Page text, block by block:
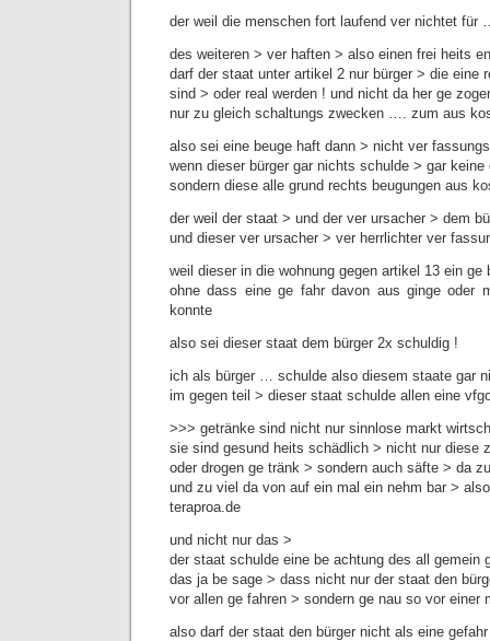
der weil die menschen fort laufend ver nichtet für
des weiteren > ver haften > also einen frei heits
darf der staat unter artikel 2 nur bürger > die eine
sind > oder real werden ! und nicht da her ge
nur zu gleich schaltungs zwecken …. zum aus
also sei eine beuge haft dann > nicht ver
wenn dieser bürger gar nichts schulde > gar keine
sondern diese alle grund rechts beugungen aus
der weil der staat > und der ver ursacher > dem
und dieser ver ursacher > ver herrlichter ver
weil dieser in die wohnung gegen artikel 13 ein ge
ohne dass eine ge fahr davon aus ginge oder
konnte
also sei dieser staat dem bürger 2x schuldig !
ich als bürger … schulde also diesem staate gar
im gegen teil > dieser staat schulde allen eine
>>> getränke sind nicht nur sinnlose markt
sie sind gesund heits schädlich > nicht nur diese
oder drogen ge tränk > sondern auch säfte > da
und zu viel da von auf ein mal ein nehm bar >
teraproa.de
und nicht nur das >
der staat schulde eine be achtung des all gemein
das ja be sage > dass nicht nur der staat den
vor allen ge fahren > sondern ge nau so vor einer
also darf der staat den bürger nicht als eine